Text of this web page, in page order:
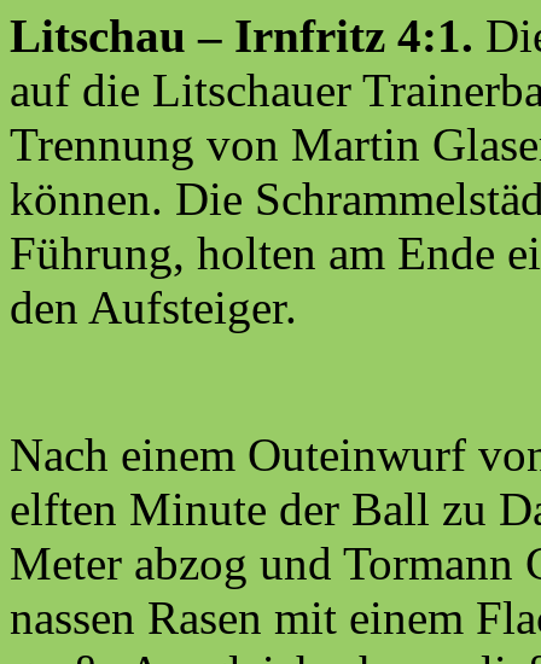
Litschau – Irnfritz 4:1.
auf die Litschauer
Trennung von Martin
können. Die
Führung, holten am Ende
den Aufsteiger.
Nach einem Outeinwurf
elften Minute der Ball zu
Meter abzog und Tormann
nassen Rasen mit einem